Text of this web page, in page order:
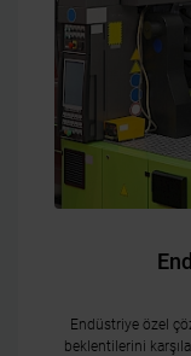
Endüstriye özel
beklentilerini